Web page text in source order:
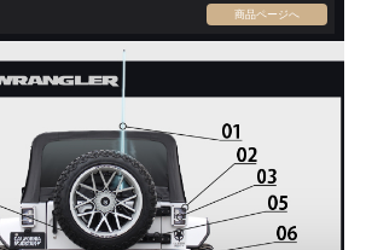
商品ページへ